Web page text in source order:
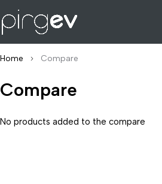
Home Compare
Compare
No products added to the compare